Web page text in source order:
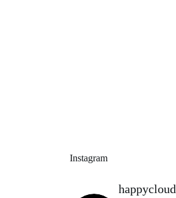
Instagram
happycloud